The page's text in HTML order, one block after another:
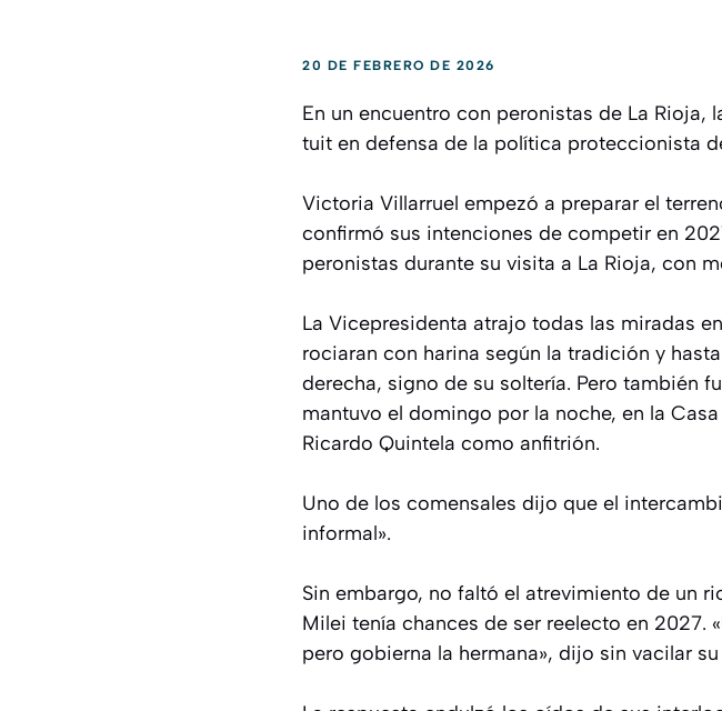
20 DE FEBRERO DE 2026
En un encuentro con peronistas de La
tuit en defensa de la política proteccionista
Victoria Villarruel empezó a preparar el
confirmó sus intenciones de competir en
peronistas durante su visita a La Rioja, con
La Vicepresidenta atrajo todas las miradas
rociaran con harina según la tradición y
derecha, signo de su soltería. Pero también
mantuvo el domingo por la noche, en la
Ricardo Quintela como anfitrión.
Uno de los comensales dijo que el
informal».
Sin embargo, no faltó el atrevimiento de un
Milei tenía chances de ser reelecto en 2027.
pero gobierna la hermana», dijo sin vacilar